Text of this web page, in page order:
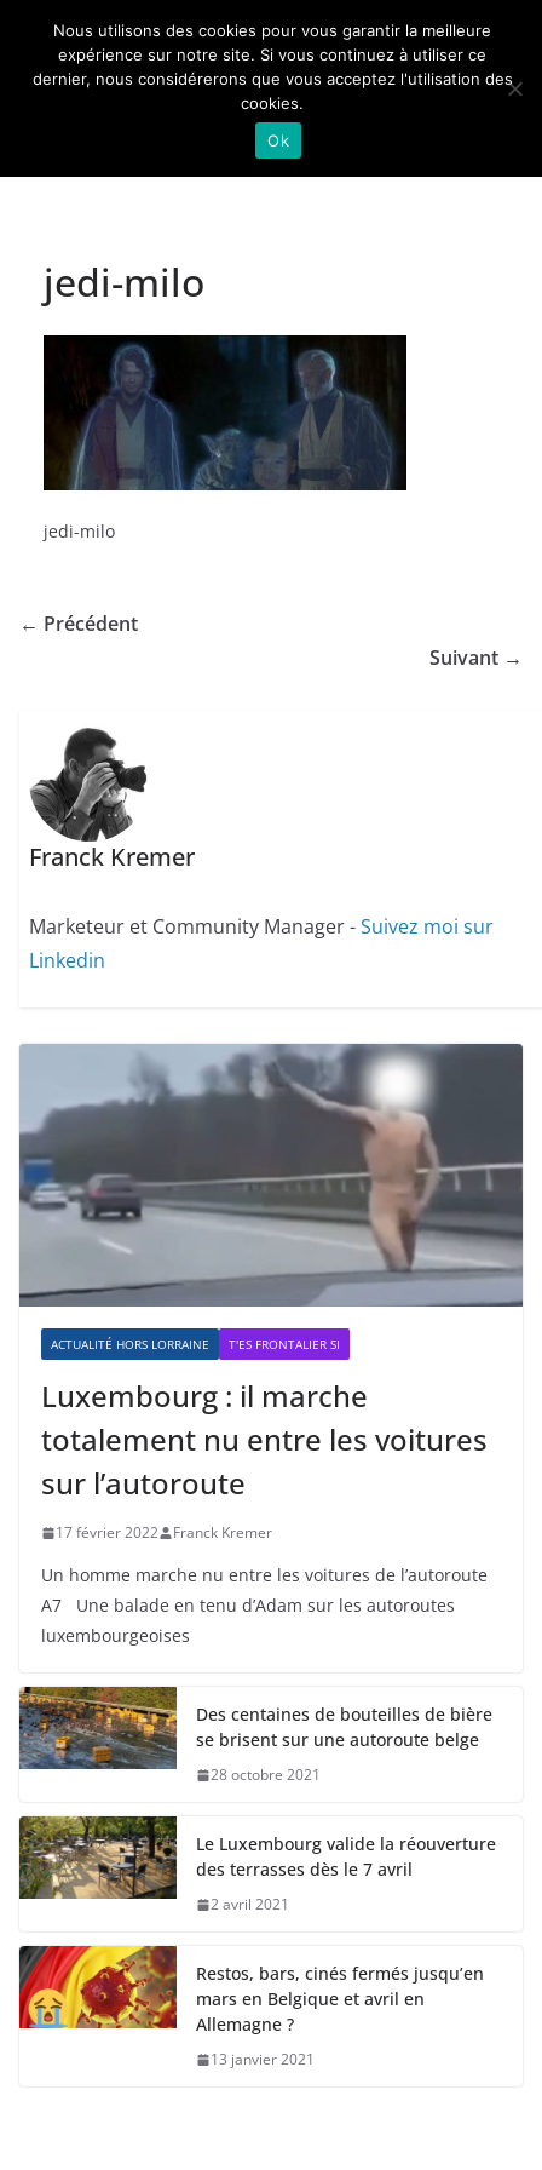
contenu
Actualités de Lorraine pour les Lorrains
jedi-milo
jedi-milo
← Précédent
Suivant →
Franck Kremer
Marketeur et Community Manager -Suivez moi sur
Linkedin
ACTUALITÉ HORS LORRAINE T'ES FRONTALIER SI
Luxembourg : il marche
totalement nu entre les voitures
sur l’autoroute
17 février 2022 Franck Kremer
Un homme marche nu entre les voitures de l’autoroute
A7 Une balade en tenu d’Adam sur les autoroutes
luxembourgeoises
Des centaines de bouteilles de bière
se brisent sur une autoroute belge
28 octobre 2021
Le Luxembourg valide la réouverture
des terrasses dès le 7 avril
2 avril 2021
Restos, bars, cinés fermés jusqu’en
mars en Belgique et avril en
Allemagne ?
13 janvier 2021
Nous utilisons des cookies pour vous garantir la meilleure
expérience sur notre site. Si vous continuez à utiliser ce
dernier, nous considérerons que vous acceptez l'utilisation des
cookies.
Ok